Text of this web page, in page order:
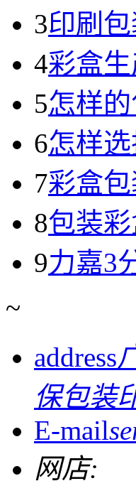
3印刷
4彩盒
5怎样
6怎样
7彩盒
8包装
9力嘉3
~
address
保包装
E-mail
网店: